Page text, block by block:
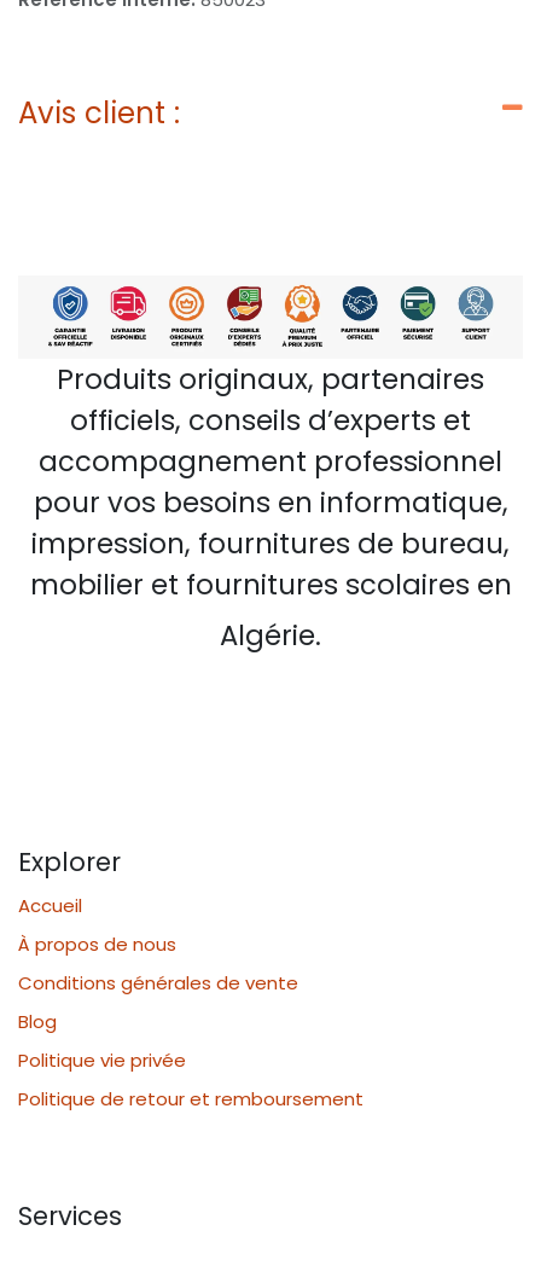
Avis client :
Produits originaux, partenaires
officiels, conseils d’experts et
accompagnement professionnel
pour vos besoins en informatique,
impression, fournitures de bureau,
mobilier et fournitures scolaires en
Algérie.
Explorer
Accueil
À propos de nous
Conditions générales de vente
Blog
Politique vie privée
Politique de retour et remboursement
Services